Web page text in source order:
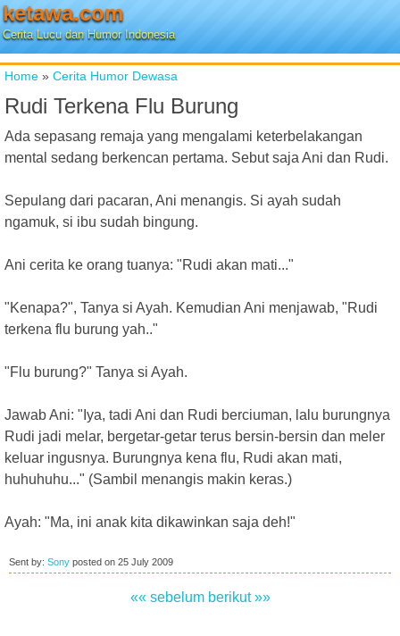
ketawa.com
Cerita Lucu dan Humor Indonesia
Home » Cerita Humor Dewasa
Rudi Terkena Flu Burung
Ada sepasang remaja yang mengalami keterbelakangan
mental sedang berkencan pertama. Sebut saja Ani dan Rudi.
Sepulang dari pacaran, Ani menangis. Si ayah sudah
ngamuk, si ibu sudah bingung.
Ani cerita ke orang tuanya: "Rudi akan mati..."
"Kenapa?", Tanya si Ayah. Kemudian Ani menjawab, "Rudi
terkena flu burung yah.."
"Flu burung?" Tanya si Ayah.
Jawab Ani: "Iya, tadi Ani dan Rudi berciuman, lalu burungnya
Rudi jadi melar, bergetar-getar terus bersin-bersin dan meler
keluar ingusnya. Burungnya kena flu, Rudi akan mati,
huhuhuhu..." (Sambil menangis makin keras.)
Ayah: "Ma, ini anak kita dikawinkan saja deh!"
Sent by: Sony posted on 25 July 2009
«« sebelum berikut »»